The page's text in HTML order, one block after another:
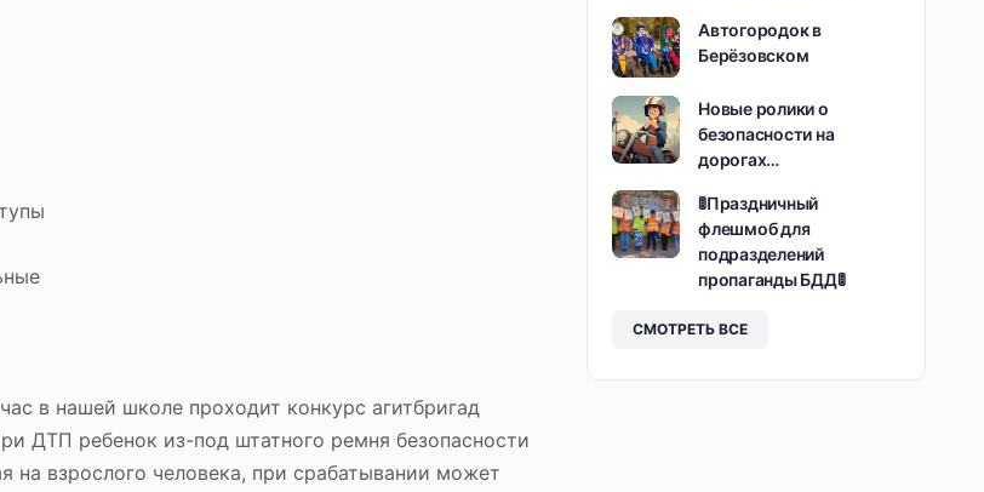
в нашей школе проходит конкурс агитбригад
ДТП ребенок из-под штатного ремня безопасности
на взрослого человека, при срабатывании может
Автогородок в
Берёзовском
Новые ролики о
безопасности на
дорогах…
🚦Праздничный
флешмоб для
подразделений
пропаганды БДД🚦
СМОТРЕТЬ ВСЕ